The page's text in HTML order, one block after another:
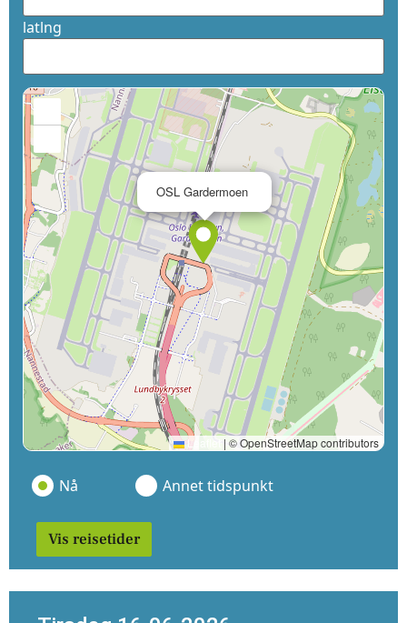
latlng
OSL Gardermoen
Leaflet | © OpenStreetMap contributors
Nå Annet tidspunkt
Vis reisetider